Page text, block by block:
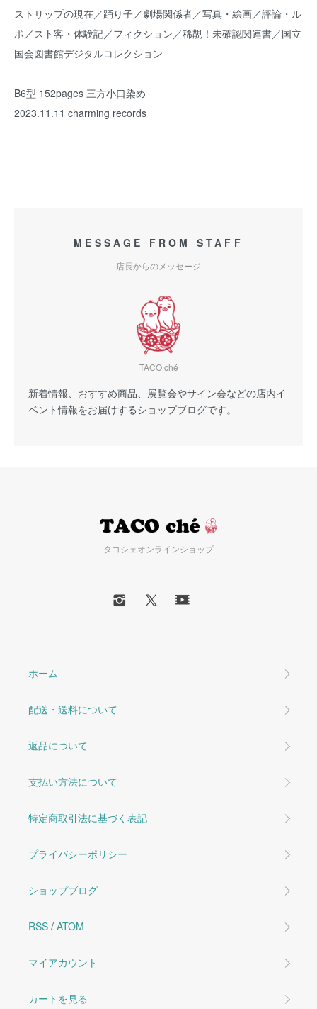
ストリップの現在／踊り子／劇場関係者／写真・絵画／評論・ル
ポ／スト客・体験記／フィクション／稀覯！未確認関連書／国立
国会図書館デジタルコレクション
B6型 152pages 三方小口染め
2023.11.11 charming records
MESSAGE FROM STAFF
店長からのメッセージ
TACO ché
新着情報、おすすめ商品、展覧会やサイン会などの店内イ
ベント情報をお届けするショップブログです。
タコシェオンラインショップ
ホーム
配送・送料について
返品について
支払い方法について
特定商取引法に基づく表記
プライバシーポリシー
ショップブログ
RSS / ATOM
マイアカウント
カートを見る